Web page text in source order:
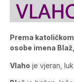
Prema
osobe imena
Vlaho je vjeran,